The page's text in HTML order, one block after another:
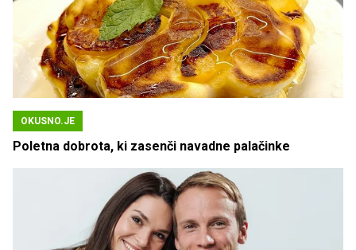
OKUSNO.JE
Poletna dobrota, ki zasenči navadne palačinke